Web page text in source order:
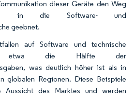
dieser Geräte den Weg
in die Software- und
geebnet.
auf Software und technische
etwa die Hälfte der
was deutlich höher ist als in
globalen Regionen. Diese Beispiele
Aussicht des Marktes und werden